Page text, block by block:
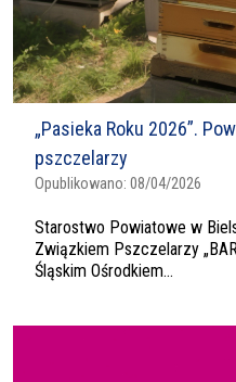
„Pasieka Roku 2026”.
pszczelarzy
Opublikowano: 08/04/2026
Starostwo Powiatowe w
Związkiem Pszczelarzy
Śląskim Ośrodkiem...